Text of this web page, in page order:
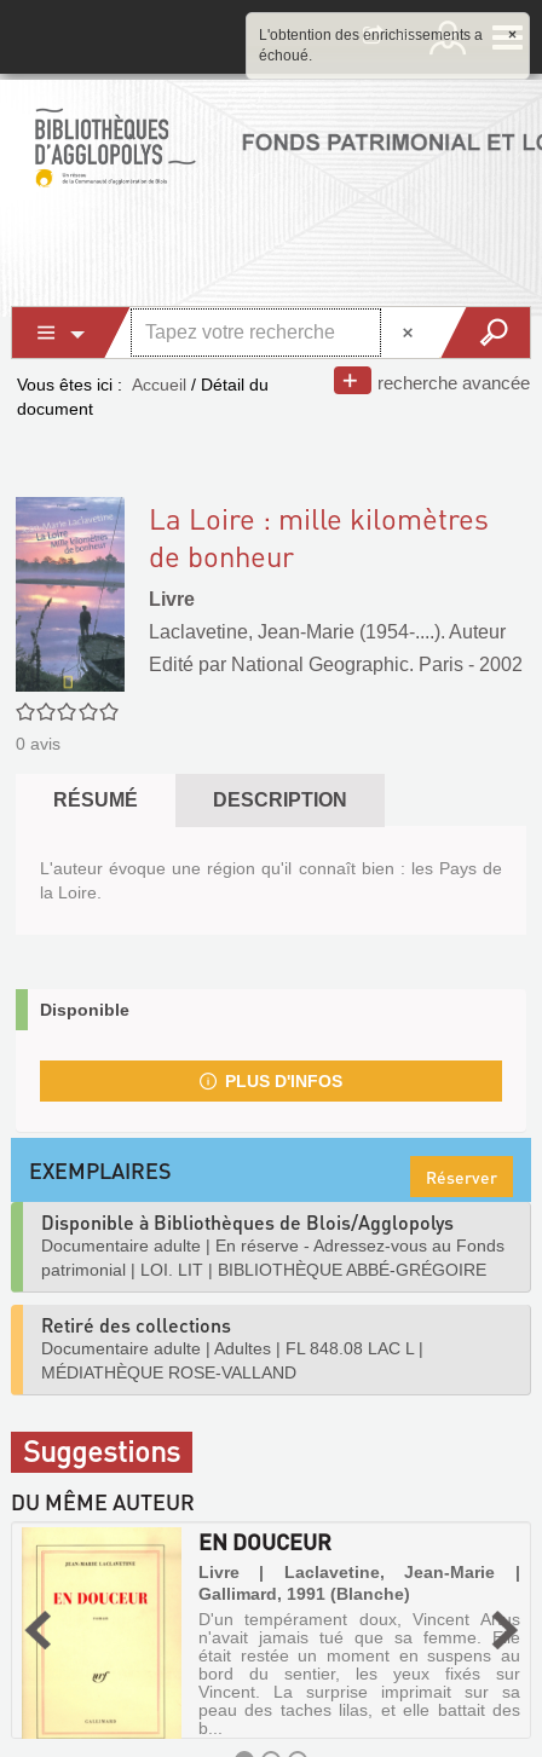
recherche avancée
Vous êtes ici : Accueil / Détail du
document
0/5
0 avis
La Loire : mille kilomètres
de bonheur
Livre
Laclavetine, Jean-Marie (1954-....). Auteur
Edité par National Geographic. Paris - 2002
RÉSUMÉ DESCRIPTION
L'auteur évoque une région qu'il connaît bien : les Pays de
la Loire.
Disponible
PLUS D'INFOS
EXEMPLAIRES Réserver
Disponible à Bibliothèques de Blois/Agglopolys
Documentaire adulte | En réserve - Adressez-vous au Fonds
patrimonial | LOI. LIT | BIBLIOTHÈQUE ABBÉ-GRÉGOIRE
Retiré des collections
Documentaire adulte | Adultes | FL 848.08 LAC L |
MÉDIATHÈQUE ROSE-VALLAND
Suggestions
DU MÊME AUTEUR
EN DOUCEUR
Livre | Laclavetine, Jean-Marie |
Gallimard, 1991 (Blanche)
D'un tempérament doux, Vincent Artus
n'avait jamais tué que sa femme. Elle
était restée un moment en suspens au
bord du sentier, les yeux fixés sur
Vincent. La surprise imprimait sur sa
peau des taches lilas, et elle battait des
b...
×
L'obtention des enrichissements a
échoué.